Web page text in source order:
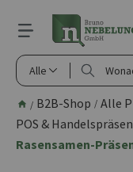
springen
Alle
/ B2B-Shop / Alle
POS &
Rasensamen-